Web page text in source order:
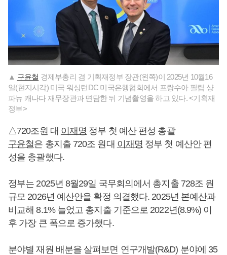
▲ 구윤철 경제부총리 겸 기획재정부 장관(왼쪽)이 2025년 10월16
일(현지시각) 미국 워싱턴DC 미국은행협회에서 프랑수아 필립 샹
파뉴 캐나다 재무장관과 면담한 뒤 기념촬영을 하고 있다. <기획재
정부>
△720조원 대 이재명 정부 첫 예산 편성 총괄
구윤철은 총지출 720조 원대 이재명 정부 첫 예산안 편
성을 총괄했다.
정부는 2025년 8월29일 국무회의에서 총지출 728조 원
규모 2026년 예산안을 확정 의결했다. 2025년 본예산과
비교해 8.1% 늘었고 총지출 기준으로 2022년(8.9%) 이
후 가장 큰 폭으로 증가했다.
분야별 재원 배분을 살펴보면 연구개발(R&D) 분야에 35